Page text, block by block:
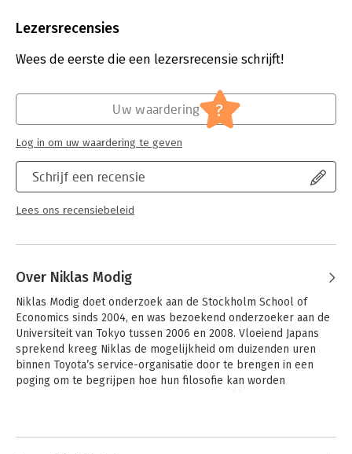
Modig en Ahlström hebben nu inzichtelijk gemaakt, welke weg
je moet bewandelen om het maximale uit je organisatie te
halen, en in dit boek wordt deze handelswijze op een
tevens korte metten met het containerbegrip Lean, door de
essentie van deze filosofie bloot te leggen.
Aantal pagina's:
Druk:
1
Projectmanagement
Lezersrecensies
Wees de eerste die een lezersrecensie schrijft!
Schrijf een recensie
Lees ons recensiebeleid
Uw waardering ?
Log in om uw waardering te geven
Over Niklas Modig
Niklas Modig doet onderzoek aan de Stockholm School of
Economics sinds 2004, en was bezoekend onderzoeker aan de
Universiteit van Tokyo tussen 2006 en 2008. Vloeiend Japans
sprekend kreeg Niklas de mogelijkheid om duizenden uren
binnen Toyota’s service-organisatie door te brengen in een
poging om te begrijpen hoe hun filosofie kan worden